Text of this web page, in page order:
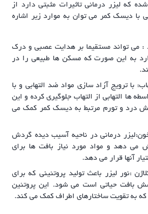
که لیزر درمانی تاثیرات مثبتی دارد از
با دیسک کمر می توان به موارد زیر اشاره
: می تواند مستقیما بر هدایت عصبی و درک
به این صورت که مسکن ها طبیعی را در
با ترویج آزاد سازی مواد ضد التهابی و با
ها التهابی از التهاب جلوگیری کرده و این
درد و تورم مرتبط به دیسک کمر کمک می
درمانی در ناحیه آسیب دیده گردش
می دهد و مواد مورد نیاز بافت ها برای
آنها قرار می دهد.
:نور لیزر باعث تولید پروتئینی که برای
بافت حیاتی است می شود. این پروتئین
که به تقویت ساختارهای اطراف کمک می کند.